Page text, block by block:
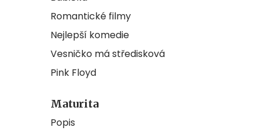
Romantické filmy
Nejlepší komedie
Vesničko má středisková
Pink Floyd
Maturita
Popis